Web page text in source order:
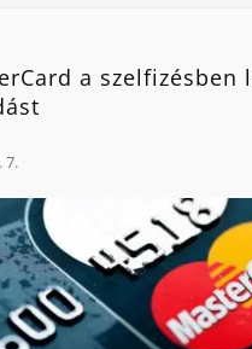
a szelfizésben
7.